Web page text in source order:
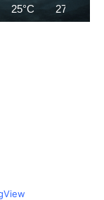
25°C 27°C